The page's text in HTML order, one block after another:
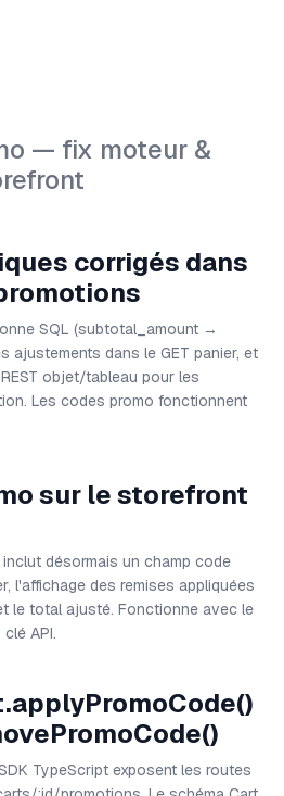
— fix moteur &
corrigés dans
SQL (subtotal_amount →
ajustements dans le GET panier, et
objet/tableau pour les
Les codes promo fonctionnent
sur le storefront
désormais un champ code
l'affichage des remises appliquées
le total ajusté. Fonctionne avec le
API.
TypeScript exposent les routes